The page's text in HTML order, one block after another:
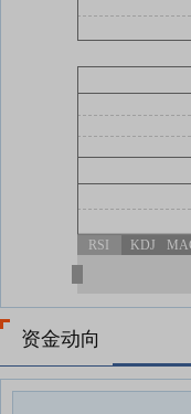
RSI KDJ
资金动向